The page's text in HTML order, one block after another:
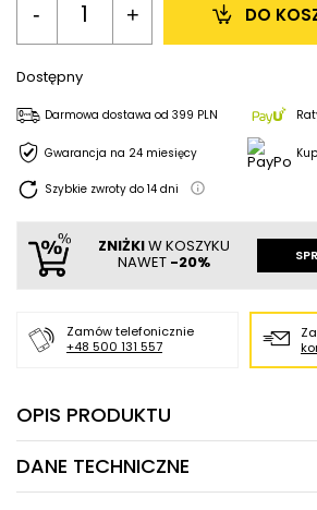
- + DO
Dostępny
Darmowa dostawa od 399 PLN
Gwarancja na 24 miesięcy
Szybkie zwroty do 14 dni
ZNIŻKIW KOSZYKU
NAWET -20%
Zamów telefonicznie
+48 500 131 557
OPIS PRODUKTU
Filtr przeciwodblaskowy do
COMB 11427 czarny
DANE TECHNICZNE